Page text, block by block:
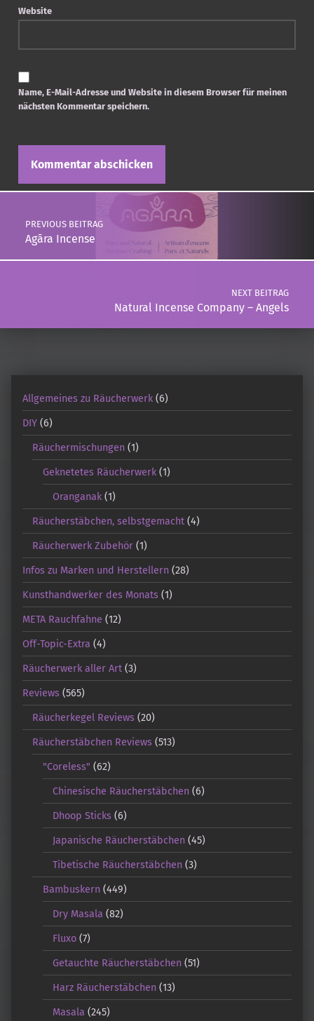
Website
Name, E-Mail-Adresse und Website in diesem Browser für meinen
nächsten Kommentar speichern.
Post navigation
PREVIOUS BEITRAG
Agāra Incense
NEXT BEITRAG
Natural Incense Company – Angels
Allgemeines zu Räucherwerk (6)
DIY (6)
Räuchermischungen (1)
Geknetetes Räucherwerk(1)
Oranganak (1)
Räucherstäbchen, selbstgemacht (4)
Räucherwerk Zubehör (1)
Infos zu Marken und Herstellern (28)
Kunsthandwerker des Monats (1)
META Rauchfahne (12)
Off-Topic-Extra (4)
Räucherwerk aller Art (3)
Reviews (565)
Räucherkegel Reviews (20)
Räucherstäbchen Reviews (513)
"Coreless" (62)
Chinesische Räucherstäbchen (6)
Dhoop Sticks (6)
Japanische Räucherstäbchen (45)
Tibetische Räucherstäbchen (3)
Bambuskern(449)
Dry Masala (82)
Fluxo (7)
Getauchte Räucherstäbchen (51)
Harz Räucherstäbchen (13)
Masala (245)